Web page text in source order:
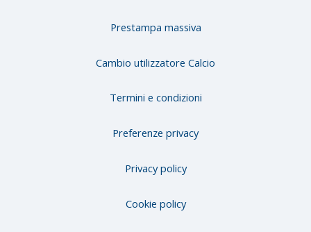
Prestampa massiva
Cambio utilizzatore Calcio
Termini e condizioni
Preferenze privacy
Privacy policy
Cookie policy